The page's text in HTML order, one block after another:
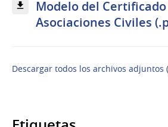
Modelo del
Asociaciones Civiles
Descargar todos los archivos adjuntos